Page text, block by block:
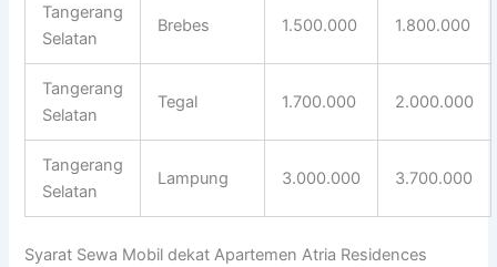
Tangerang
Selatan
Brebes 1.500.000 1.800.000
Tangerang
Selatan
Tegal 1.700.000 2.000.000
Tangerang
Selatan
Lampung 3.000.000 3.700.000
Syarat Sewa Mobil dekat Apartemen Atria Residences